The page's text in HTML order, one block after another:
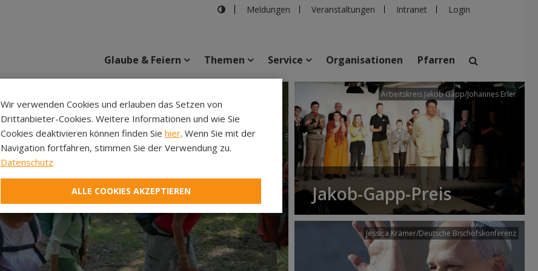
Meldungen Veranstaltungen Intranet Login
suchen
Veranstaltungen Personen Pfarren Einrichtungen
Glaube & Feiern Themen Service Organisationen Pfarren
Arbeitskreis Jakob Gapp/Johannes Erler
Jakob-Gapp-Preis
Jessica Krämer/Deutsche Bischofskonferenz
Wir verwenden Cookies und erlauben das Setzen von
Drittanbieter-Cookies. Weitere Informationen und wie Sie
Cookies deaktivieren können finden Sie hier. Wenn Sie mit der
Navigation fortfahren, stimmen Sie der Verwendung zu.
Datenschutz
ALLE COOKIES AKZEPTIEREN